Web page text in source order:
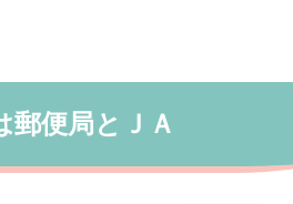
郵便局とＪＡ